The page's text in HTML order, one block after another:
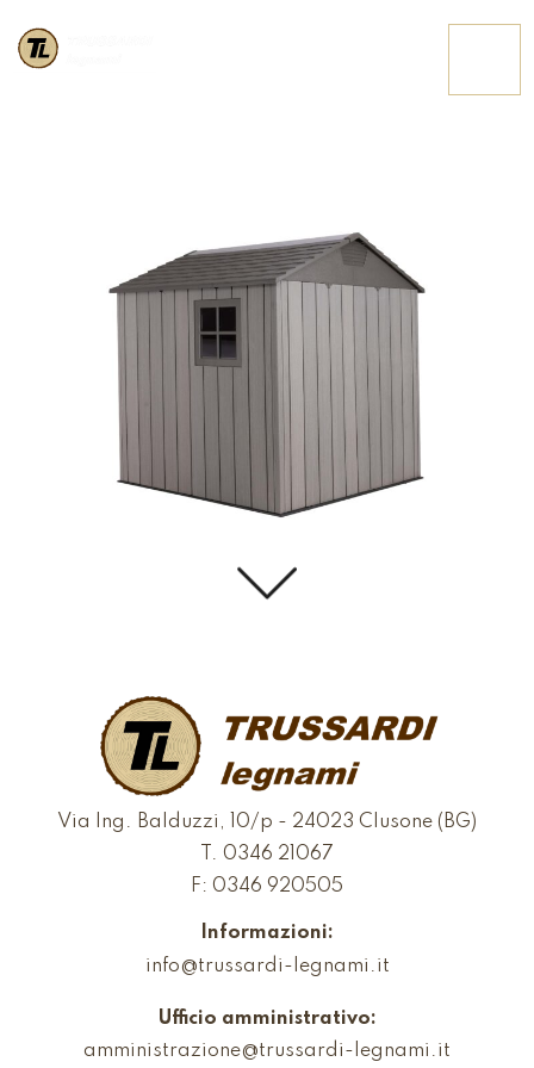
Via Ing. Balduzzi, 10/p - 24023 Clusone (BG)
T. 0346 21067
F: 0346 920505
Informazioni:
info@trussardi-legnami.it
Ufficio amministrativo:
amministrazione@trussardi-legnami.it